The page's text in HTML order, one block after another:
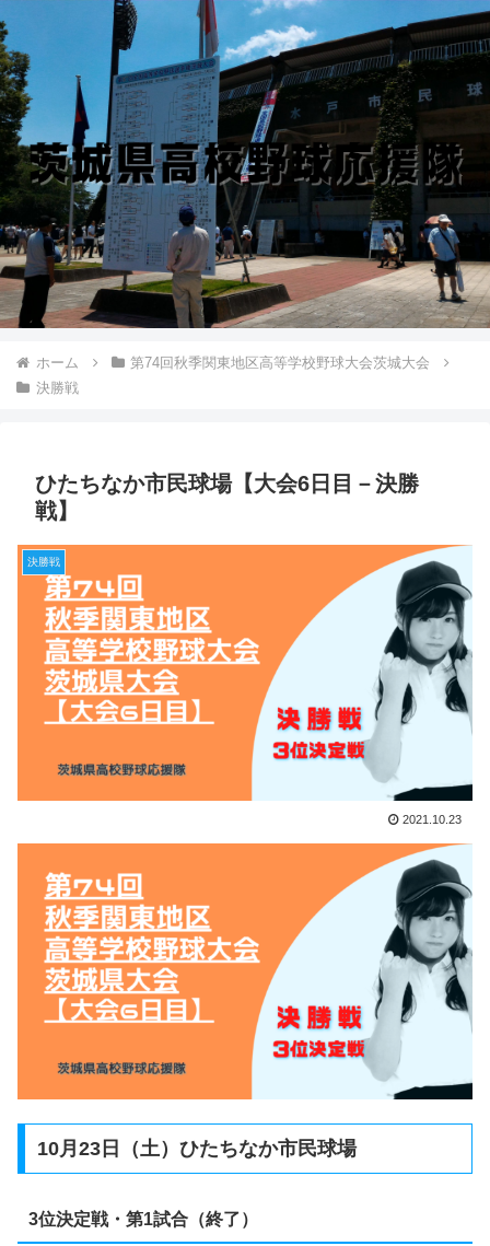
ホーム
第74回秋季関東地区高等学校野球大会茨城大会
決勝戦
ひたちなか市民球場【大会6日目－決勝
戦】
決勝戦
2021.10.23
10月23日（土）ひたちなか市民球場
3位決定戦・第1試合（終了）